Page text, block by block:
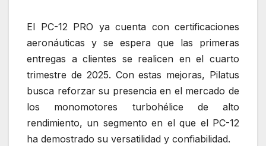
El PC-12 PRO ya cuenta con certificaciones
aeronáuticas y se espera que las primeras
entregas a clientes se realicen en el cuarto
trimestre de 2025. Con estas mejoras, Pilatus
busca reforzar su presencia en el mercado de
los monomotores turbohélice de alto
rendimiento, un segmento en el que el PC-12
ha demostrado su versatilidad y confiabilidad.